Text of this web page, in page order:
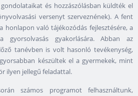
és hozzászólásban küldték el
versenyt szerveznének). A fent
való tájékozódás fejlesztésére, a
gyorsolvasás gyakorlására. Abban az
tanévben is volt hasonló tevékenység,
készültek el a gyermekek, mint
ilyen jellegű feladattal.
számos programot felhasználtunk,